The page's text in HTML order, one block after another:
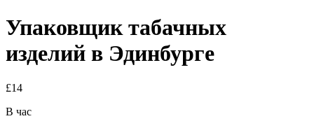
Упаковщик табачных
изделий в Эдинбурге
£14
В час